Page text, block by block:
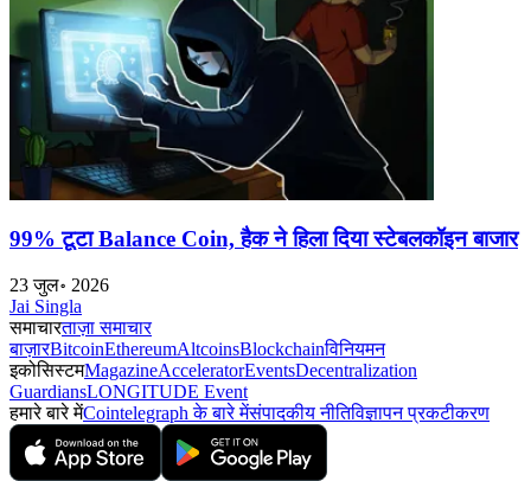
99% टूटा Balance Coin, हैक ने हिला दिया स्टेबलकॉइन बाजार
23 जुल॰ 2026
Jai Singla
समाचारताज़ा समाचार
बाज़ारBitcoinEthereumAltcoinsBlockchainविनियमन
इकोसिस्टमMagazineAcceleratorEventsDecentralization
GuardiansLONGITUDE Event
हमारे बारे मेंCointelegraph के बारे मेंसंपादकीय नीतिविज्ञापन प्रकटीकरण